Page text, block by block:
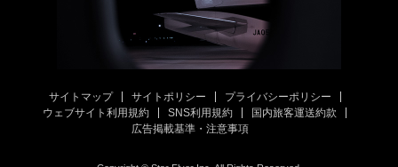
サイトマップ サイトポリシー
プライバシーポリシー
ウェブサイト利用規約
SNS利用規約
国内旅客運送約款
広告掲載基準・注意事項